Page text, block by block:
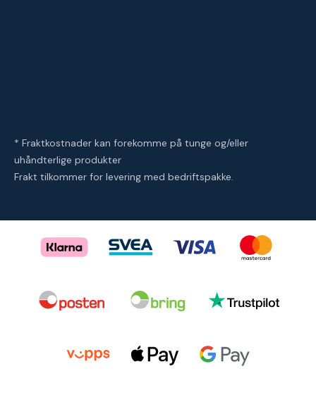
* Fraktkostnader kan forekomme på tunge og/eller
uhåndterlige produkter
Frakt tilkommer for levering med bedriftspakke.